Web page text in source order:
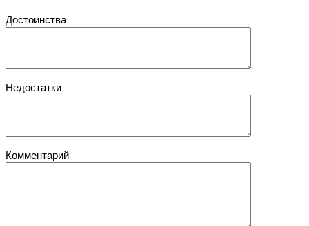
Достоинства
Недостатки
Комментарий